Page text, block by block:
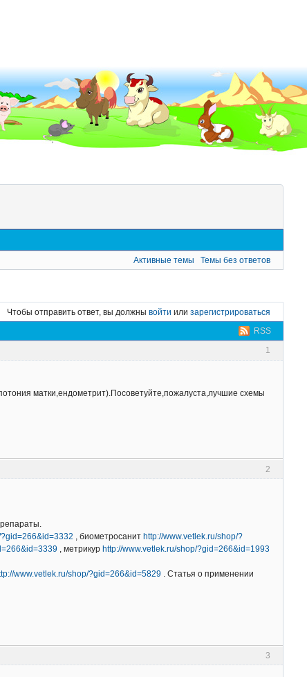
Активные темы Темы без ответов
Чтобы отправить ответ, вы должнывойти илизарегистрироваться
RSS
1
матки,ендометрит).Посоветуйте,пожалуста,лучшие схемы
2
, биометросанит http://www.vetlek.ru/shop/?
, метрикур http://www.vetlek.ru/shop/?gid=266&id=1993
www.vetlek.ru/shop/?gid=266&id=5829. Статья о применении
3